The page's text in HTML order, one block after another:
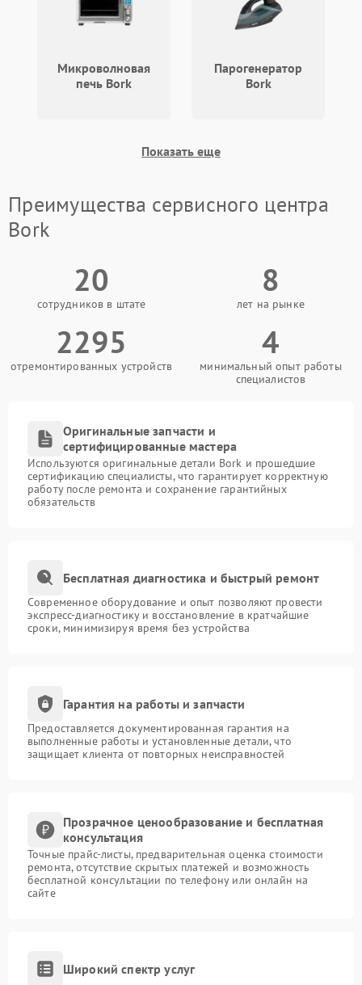
Микроволновая
печь Bork
Парогенератор
Bork
Показать еще
Преимущества сервисного центра
Bork
20
сотрудников в штате
8
лет на рынке
2295
отремонтированных устройств
4
минимальный опыт работы
специалистов
Оригинальные запчасти и
сертифицированные мастера
Используются оригинальные детали Bork и прошедшие
сертификацию специалисты, что гарантирует корректную
работу после ремонта и сохранение гарантийных
обязательств
Бесплатная диагностика и быстрый ремонт
Современное оборудование и опыт позволяют провести
экспресс-диагностику и восстановление в кратчайшие
сроки, минимизируя время без устройства
Гарантия на работы и запчасти
Предоставляется документированная гарантия на
выполненные работы и установленные детали, что
защищает клиента от повторных неисправностей
Прозрачное ценообразование и бесплатная
консультация
Точные прайс-листы, предварительная оценка стоимости
ремонта, отсутствие скрытых платежей и возможность
бесплатной консультации по телефону или онлайн на
сайте
Широкий спектр услуг